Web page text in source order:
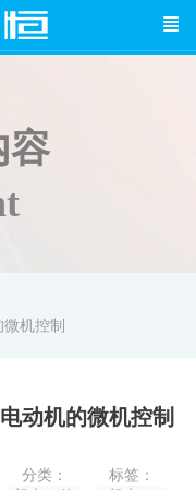
容
机控制
动机的微机控制
分类：
标签：